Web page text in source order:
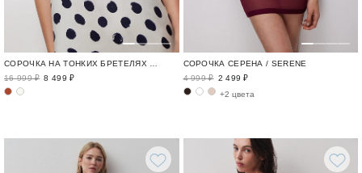
16 999 ₽ 8 499 ₽
СОРОЧКА СЕРЕНА / SERENE
4 999 ₽ 2 499 ₽
+2 цвета